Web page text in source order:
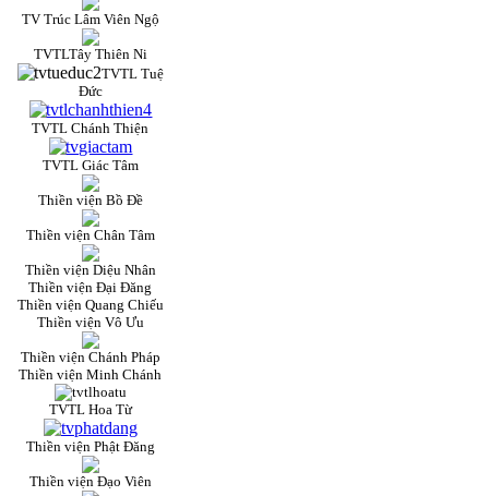
TV Trúc Lâm Viên Ngộ
TVTLTây Thiên Ni
TVTL Tuệ
Đức
TVTL Chánh Thiện
TVTL Giác Tâm
Thiền viện Bồ Đề
Thiền viện Chân Tâm
Thiền viện Diệu Nhân
Thiền viện Đại Đăng
Thiền viện Quang Chiếu
Thiền viện Vô Ưu
Thiền viện Chánh Pháp
Thiền viện Minh Chánh
TVTL Hoa Từ
Thiền viện Phật Đăng
Thiền viện Đạo Viên